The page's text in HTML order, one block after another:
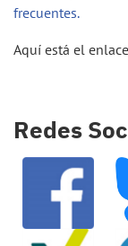
frecuentes.
Aquí está el
Redes